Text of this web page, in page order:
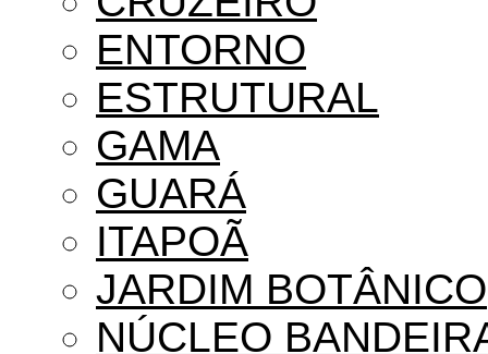
ENTORNO
ESTRUTURAL
GAMA
GUARÁ
ITAPOÃ
JARDIM BOTÂNICO
NÚCLEO